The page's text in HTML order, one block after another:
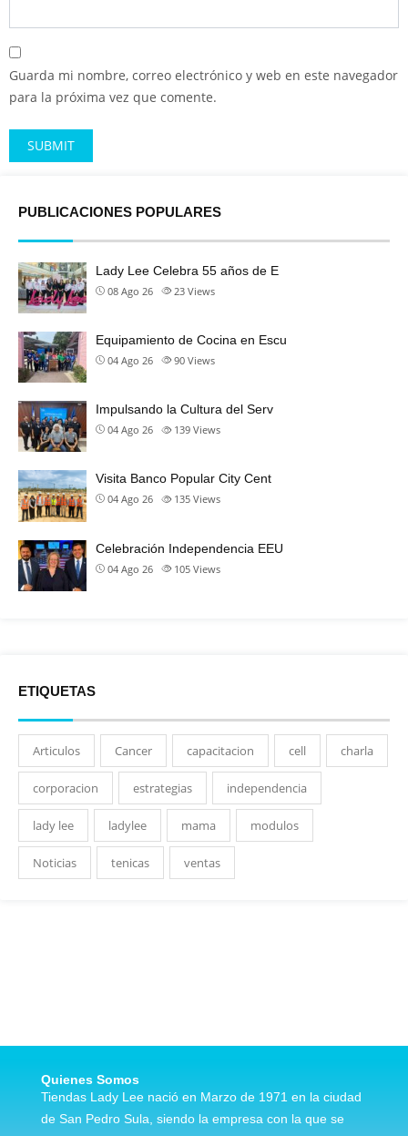
Guarda mi nombre, correo electrónico y web en este navegador
para la próxima vez que comente.
PUBLICACIONES POPULARES
Lady Lee Celebra 55 años de E
08 Ago 26 23 Views
Equipamiento de Cocina en Escu
04 Ago 26 90 Views
Impulsando la Cultura del Serv
04 Ago 26 139 Views
Visita Banco Popular City Cent
04 Ago 26 135 Views
Celebración Independencia EEU
04 Ago 26 105 Views
ETIQUETAS
Articulos Cancer capacitacion cell charla
corporacion estrategias independencia
lady lee ladylee mama modulos
Noticias tenicas ventas
Quienes Somos
Tiendas Lady Lee nació en Marzo de 1971 en la ciudad
de San Pedro Sula, siendo la empresa con la que se